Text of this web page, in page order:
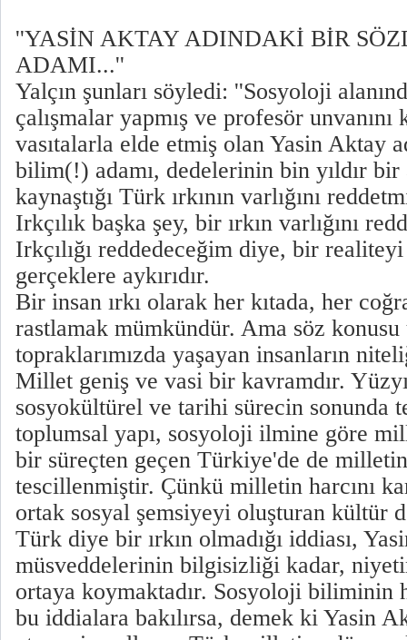
''YASİN AKTAY ADINDAKİ BİR
ADAMI...''
Yalçın şunları söyledi: ''Sosyoloji
çalışmalar yapmış ve profesör
vasıtalarla elde etmiş olan Yasin Aktay
bilim(!) adamı, dedelerinin bin yıldır bir
kaynaştığı Türk ırkının varlığını
Irkçılık başka şey, bir ırkın varlığını
Irkçılığı reddedeceğim diye, bir
gerçeklere aykırıdır.
Bir insan ırkı olarak her kıtada, her
rastlamak mümkündür. Ama söz
topraklarımızda yaşayan insanların
Millet geniş ve vasi bir kavramdır.
sosyokültürel ve tarihi sürecin sonunda
toplumsal yapı, sosyoloji ilmine göre
bir süreçten geçen Türkiye'de de
tescillenmiştir. Çünkü milletin harcını
ortak sosyal şemsiyeyi oluşturan kültür
Türk diye bir ırkın olmadığı iddiası,
müsveddelerinin bilgisizliği kadar,
ortaya koymaktadır. Sosyoloji biliminin
bu iddialara bakılırsa, demek ki Yasin